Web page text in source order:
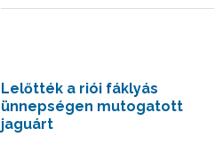
Lelőtték a riói fáklyás
ünnepségen mutogatott
jaguárt